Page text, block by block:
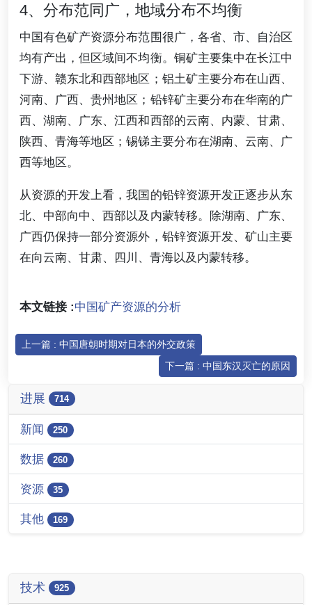
4、分布范同广，地域分布不均衡
中国有色矿产资源分布范围很广，各省、市、自治区
均有产出，但区域间不均衡。铜矿主要集中在长江中
下游、赣东北和西部地区；铝土矿主要分布在山西、
河南、广西、贵州地区；铅锌矿主要分布在华南的广
西、湖南、广东、江西和西部的云南、内蒙、甘肃、
陕西、青海等地区；锡锑主要分布在湖南、云南、广
西等地区。
从资源的开发上看，我国的铅锌资源开发正逐步从东
北、中部向中、西部以及内蒙转移。除湖南、广东、
广西仍保持一部分资源外，铅锌资源开发、矿山主要
在向云南、甘肃、四川、青海以及内蒙转移。
本文链接 :中国矿产资源的分析
上一篇 : 中国唐朝时期对日本的外交政策
下一篇 : 中国东汉灭亡的原因
进展 714
新闻 250
数据 260
资源 35
其他 169
技术 925